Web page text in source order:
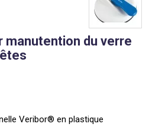
manutention du verre
Veribor® en plastique